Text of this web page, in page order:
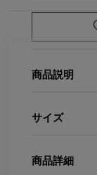
商品説明
サイズ
商品詳細